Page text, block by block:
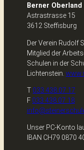
Berner Oberland
Astrastrasse 15
3612 Steffisburg
Der Verein Rudolf
Mitglied der
Schulen in der
Lichtenstein.
T 033 438 07 17
F 033 438 07 18
Unser PC-Konto
IBAN CH79 0870